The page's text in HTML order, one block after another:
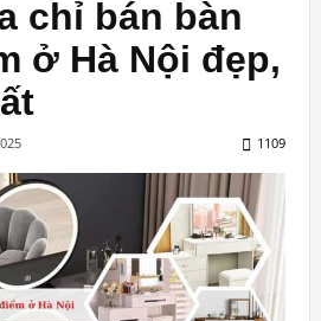
chỉ bán bàn
ở Hà Nội đẹp,
1109